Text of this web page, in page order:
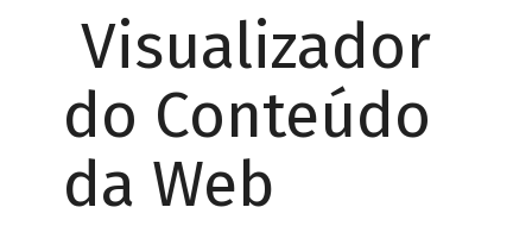
Visualizador
do Conteúdo
da Web